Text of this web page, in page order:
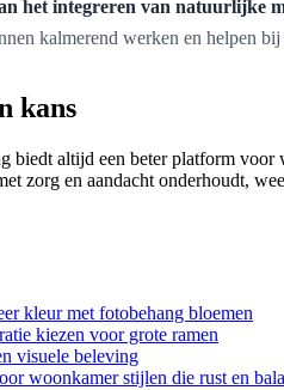
het integreren van natuurlijke
kalmerend werken en helpen
kans
biedt altijd een beter platform
zorg en aandacht onderhoudt,
kleur met fotobehang bloemen
kiezen voor grote ramen
visuele beleving
woonkamer stijlen die rust en